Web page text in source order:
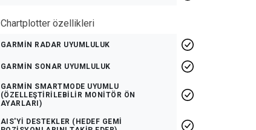
Chartplotter özellikleri
GARMİN RADAR UYUMLULUK
GARMİN SONAR UYUMLULUK
GARMİN SMARTMODE UYUMLU
(ÖZELLEŞTİRİLEBİLİR MONİTÖR ÖN
AYARLARI)
AIS'Yİ DESTEKLER (HEDEF GEMİ